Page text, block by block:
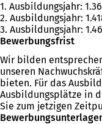
1. Ausbildungsjahr:
2. Ausbildungsjahr:
3. Ausbildungsjahr:
Bewerbungsfrist
Wir bilden
unseren
bieten. Für das
Ausbildungsplätze in
Sie zum jetzigen